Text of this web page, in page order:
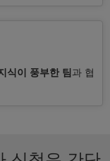
식이 풍부한 팀 과 협